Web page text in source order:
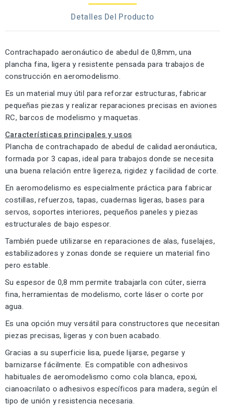
Detalles Del Producto
Contrachapado aeronáutico de abedul de 0,8mm, una
plancha fina, ligera y resistente pensada para trabajos de
construcción en aeromodelismo.
Es un material muy útil para reforzar estructuras, fabricar
pequeñas piezas y realizar reparaciones precisas en aviones
RC, barcos de modelismo y maquetas.
Características principales y usos
Plancha de contrachapado de abedul de calidad aeronáutica,
formada por 3 capas, ideal para trabajos donde se necesita
una buena relación entre ligereza, rigidez y facilidad de corte.
En aeromodelismo es especialmente práctica para fabricar
costillas, refuerzos, tapas, cuadernas ligeras, bases para
servos, soportes interiores, pequeños paneles y piezas
estructurales de bajo espesor.
También puede utilizarse en reparaciones de alas, fuselajes,
estabilizadores y zonas donde se requiere un material fino
pero estable.
Su espesor de 0,8 mm permite trabajarla con cúter, sierra
fina, herramientas de modelismo, corte láser o corte por
agua.
Es una opción muy versátil para constructores que necesitan
piezas precisas, ligeras y con buen acabado.
Gracias a su superficie lisa, puede lijarse, pegarse y
barnizarse fácilmente. Es compatible con adhesivos
habituales de aeromodelismo como cola blanca, epoxi,
cianoacrilato o adhesivos específicos para madera, según el
tipo de unión y resistencia necesaria.